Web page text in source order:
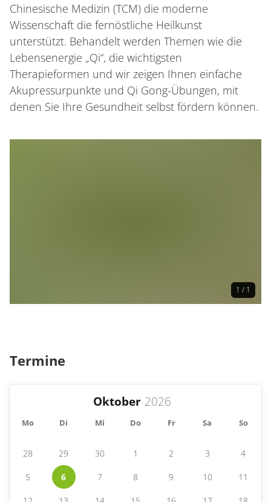
Chinesische Medizin (TCM) die moderne
Wissenschaft die fernöstliche Heilkunst
unterstützt. Behandelt werden Themen wie die
Lebensenergie „Qi“, die wichtigsten
Therapieformen und wir zeigen Ihnen einfache
Akupressurpunkte und Qi Gong-Übungen, mit
denen Sie Ihre Gesundheit selbst fördern können.
1 / 1
Termine
Oktober
Mo Di Mi Do Fr Sa So
28 29 30 1 2 3 4
5 6 7 8 9 10 11